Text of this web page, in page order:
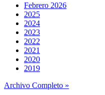
Febrero 2026
2025
2024
2023
2022
2021
2020
2019
Archivo Completo »